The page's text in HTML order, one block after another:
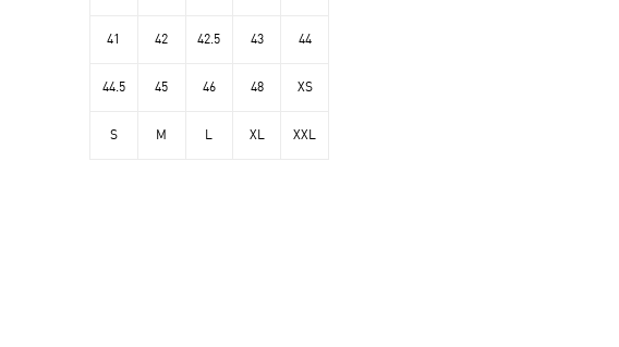
41 42 42.5 43 44
44.5 45 46 48 XS
S M L XL XXL